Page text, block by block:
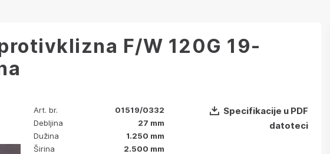
F/W 120G 19-
Art. br.
01519/0332
Debljina
27 mm
Dužina
1.250 mm
Širina
2.500 mm
Specifikacije u PDF
datoteci